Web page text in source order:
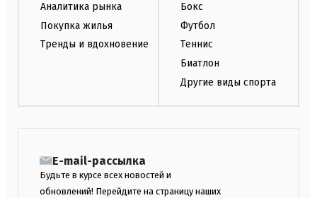
Аналитика рынка
Покупка жилья
Тренды и вдохновение
Бокс
Футбол
Теннис
Биатлон
Другие виды спорта
E-mail-рассылка
Будьте в курсе всех новостей и
обновлений! Перейдите на страницу наших